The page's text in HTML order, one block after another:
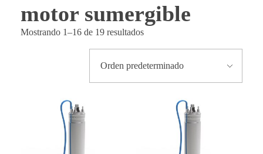
motor sumergible
Mostrando 1–16 de 19 resultados